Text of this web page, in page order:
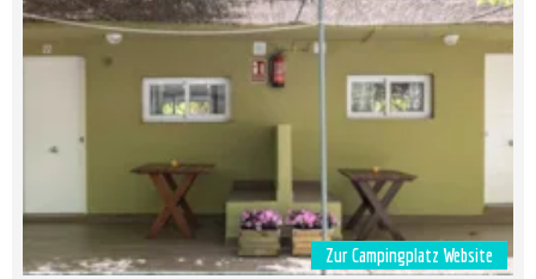
Zur Campingplatz Website